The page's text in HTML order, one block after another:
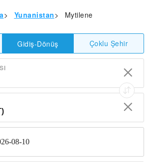
> Yunanistan> Mytilene
Gidiş-Dönüş Çoklu Şehir
08-10